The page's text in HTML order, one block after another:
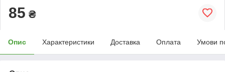
85 ₴
Опис Характеристики Доставка Оплата Умови